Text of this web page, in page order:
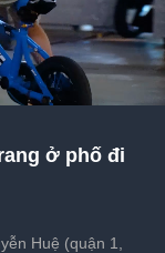
ở phố đi
Huệ (quận 1,